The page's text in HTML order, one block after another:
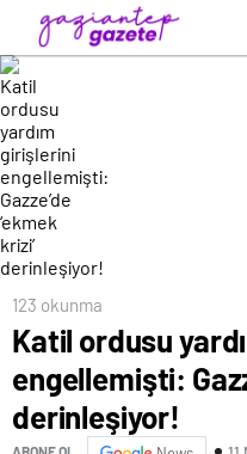
123 okunma
Katil ordusu
engellemişti:
derinleşiyor!